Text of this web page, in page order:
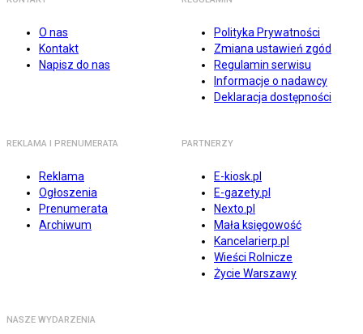
O nas
Kontakt
Napisz do nas
Polityka Prywatności
Zmiana ustawień zgód
Regulamin serwisu
Informacje o nadawcy
Deklaracja dostępności
REKLAMA I PRENUMERATA
Reklama
Ogłoszenia
Prenumerata
Archiwum
PARTNERZY
E-kiosk.pl
E-gazety.pl
Nexto.pl
Mała księgowość
Kancelarierp.pl
Wieści Rolnicze
Życie Warszawy
NASZE WYDARZENIA